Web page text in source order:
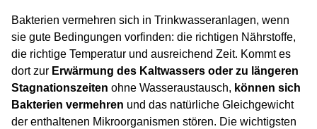
Bakterien vermehren sich in Trinkwasseranlagen, wenn
sie gute Bedingungen vorfinden: die richtigen Nährstoffe,
die richtige Temperatur und ausreichend Zeit. Kommt es
dort zur Erwärmung des Kaltwassers oder zu längeren
Stagnationszeiten ohne Wasseraustausch, können sich
Bakterien vermehren und das natürliche Gleichgewicht
der enthaltenen Mikroorganismen stören. Die wichtigsten